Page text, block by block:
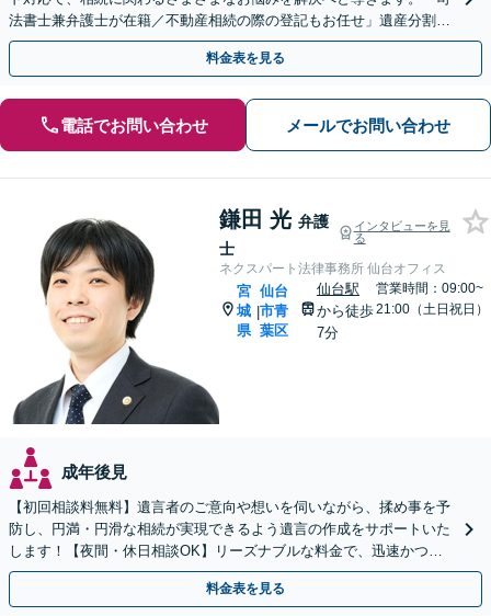
法書士兼弁護士が在籍／不動産相続の際の登記もお任せ」遺産分割協
議・調停／相続放棄／遺言書作成／遺留分侵害額請求
料金表を見る
電話でお問い合わせ メールでお問い合わせ
鎌田 光 弁護
士
インタビューを見
る
ネクスパート法律事務所 仙台オフィス
宮
城
県
|
仙台
市青
葉区
仙台駅
から徒歩
7分
営業時間：09:00~
21:00（土日祝日）
成年後見
【初回相談料無料】遺言者のご意向や想いを伺いながら、揉め事を予
防し、円満・円滑な相続が実現できるよう遺言の作成をサポートいた
します！【夜間・休日相談OK】リーズナブルな料金で、迅速かつス
ピーディーにまごころを持って対応させて頂きます。
料金表を見る